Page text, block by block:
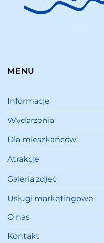
MENU
Informacje
Wydarzenia
Dla mieszkańców
Atrakcje
Galeria zdjęć
Usługi marketingowe
O nas
Kontakt